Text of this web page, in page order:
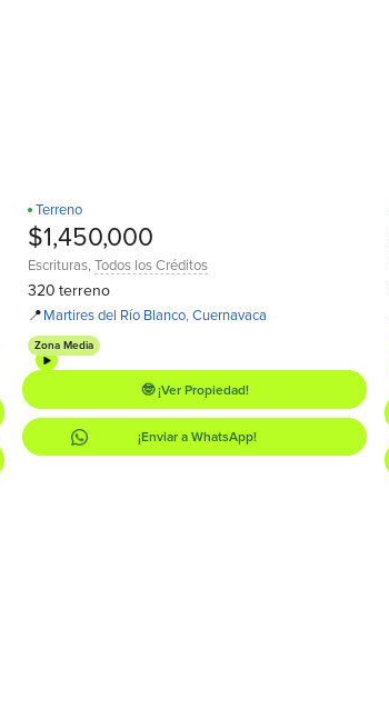
D
Terreno
$1,450,000
Escrituras,Todos los Créditos
320 terreno
📍Martires del Río Blanco,Cuernavaca
Zona Media
🤓 ¡Ver Propiedad!
¡Enviar a WhatsApp!